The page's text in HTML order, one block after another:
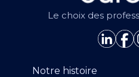
Le choix des
Notre histoire